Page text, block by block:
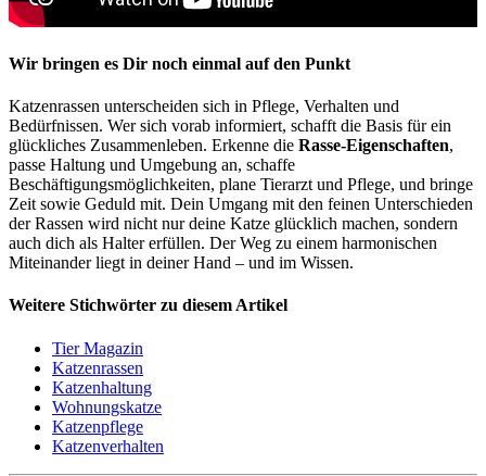
Wir bringen es Dir noch einmal auf den Punkt
Katzenrassen unterscheiden sich in Pflege, Verhalten und
Bedürfnissen. Wer sich vorab informiert, schafft die Basis für ein
glückliches Zusammenleben. Erkenne die Rasse-Eigenschaften,
passe Haltung und Umgebung an, schaffe
Beschäftigungsmöglichkeiten, plane Tierarzt und Pflege, und bringe
Zeit sowie Geduld mit. Dein Umgang mit den feinen Unterschieden
der Rassen wird nicht nur deine Katze glücklich machen, sondern
auch dich als Halter erfüllen. Der Weg zu einem harmonischen
Miteinander liegt in deiner Hand – und im Wissen.
Weitere Stichwörter zu diesem Artikel
Tier Magazin
Katzenrassen
Katzenhaltung
Wohnungskatze
Katzenpflege
Katzenverhalten